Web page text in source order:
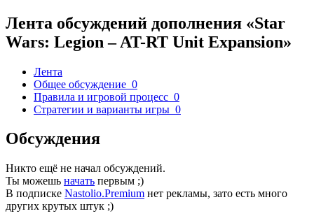
Лента обсуждений дополнения «Star
Wars: Legion – AT-RT Unit Expansion»
Лента
Общее обсуждение 0
Правила и игровой процесс 0
Стратегии и варианты игры 0
Обсуждения
Никто ещё не начал обсуждений.
Ты можешь начать первым ;)
В подписке Nastolio.Premium нет рекламы, зато есть много
других крутых штук ;)